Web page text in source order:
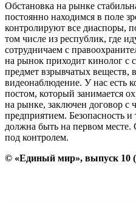
Обстановка на рынке
постоянно находимся в поле
контролируют все диаспоры,
том числе из республик, где
сотрудничаем с
на рынок приходит кинолог с
предмет взрывчатых веществ,
видеонаблюдение. У нас есть
постом, который занимается
на рынке, заключен договор с
предприятием. Безопасность
должна быть на первом месте.
под контролем.
© «Единый мир», выпуск 10